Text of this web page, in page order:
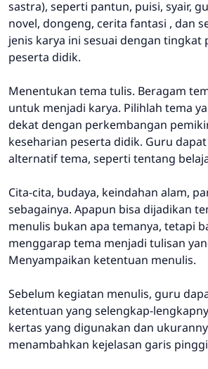
sastra), seperti pantun, puisi, syair,
novel, dongeng, cerita fantasi , dan
jenis karya ini sesuai dengan tingkat
peserta didik.
Menentukan tema tulis. Beragam
untuk menjadi karya. Pilihlah tema
dekat dengan perkembangan
keseharian peserta didik. Guru
alternatif tema, seperti tentang
Cita-cita, budaya, keindahan alam,
sebagainya. Apapun bisa dijadikan
menulis bukan apa temanya, tetapi
menggarap tema menjadi tulisan
Menyampaikan ketentuan menulis.
Sebelum kegiatan menulis, guru
ketentuan yang selengkap-
kertas yang digunakan dan
menambahkan kejelasan garis